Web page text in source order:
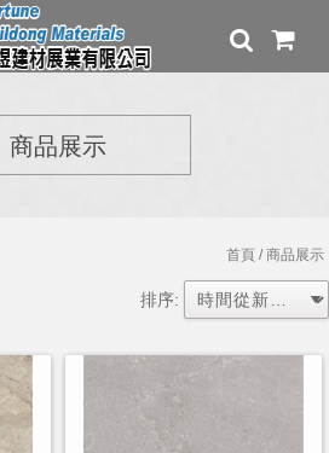
商品展示
首頁/ 商品展示
排序: